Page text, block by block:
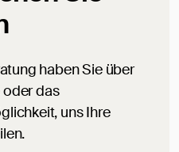
haben Sie über
das
uns Ihre